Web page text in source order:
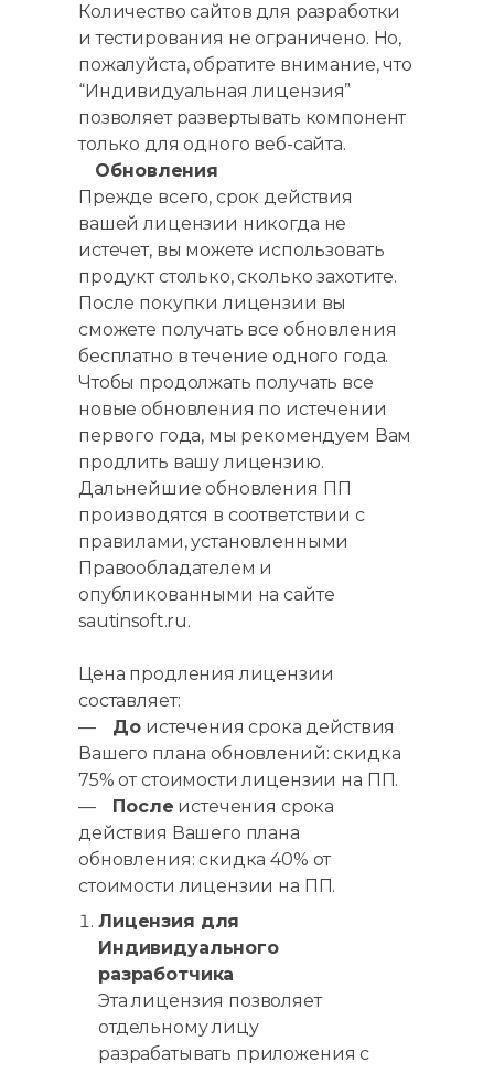
Количество сайтов для разработки
и тестирования не ограничено. Но,
пожалуйста, обратите внимание, что
“Индивидуальная лицензия”
позволяет развертывать компонент
только для одного веб-сайта.
Обновления
Прежде всего, срок действия
вашей лицензии никогда не
истечет, вы можете использовать
продукт столько, сколько захотите.
После покупки лицензии вы
сможете получать все обновления
бесплатно в течение одного года.
Чтобы продолжать получать все
новые обновления по истечении
первого года, мы рекомендуем Вам
продлить вашу лицензию.
Дальнейшие обновления ПП
производятся в соответствии с
правилами, установленными
Правообладателем и
опубликованными на сайте
sautinsoft.ru.
Цена продления лицензии
составляет:
— Доистечения срока действия
Вашего плана обновлений: скидка
75% от стоимости лицензии на ПП.
— После истечения срока
действия Вашего плана
обновления: скидка 40% от
стоимости лицензии на ПП.
Лицензия для
Индивидуального
разработчика
Эта лицензия позволяет
отдельному лицу
разрабатывать приложения с